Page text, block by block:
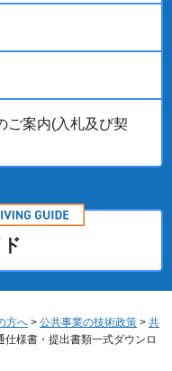
ご案内(入札及び契
方へ > 公共事業の技術政策 > 共
仕様書・提出書類一式ダウンロ